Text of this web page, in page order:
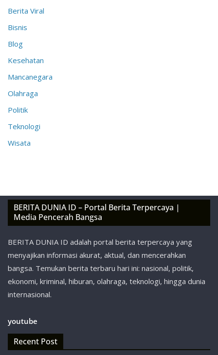
Berita Viral
Bisnis
Blog
Kesehatan
Mancanegara
Olahraga
Politik
Teknologi
Wisata
BERITA DUNIA ID – Portal Berita Terpercaya |
Media Pencerah Bangsa
BERITA DUNIA ID adalah portal berita terpercaya yang
menyajikan informasi akurat, aktual, dan mencerahkan
bangsa. Temukan berita terbaru hari ini: nasional, politik,
ekonomi, kriminal, hiburan, olahraga, teknologi, hingga dunia
internasional.
youtube
Recent Post